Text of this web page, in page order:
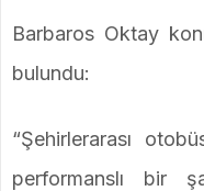
Barbaros Oktay
bulundu:
“Şehirlerarası
performanslı bir